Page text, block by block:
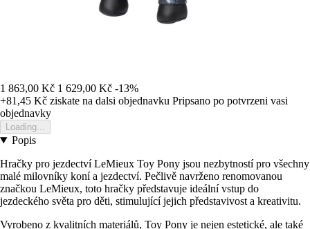
1 863,00 Kč 1 629,00 Kč -13%
+81,45 Kč ziskate na dalsi objednavku Pripsano po potvrzeni vasi
objednavky
Loading...
Popis
Hračky pro jezdectví LeMieux Toy Pony jsou nezbytností pro všechny
malé milovníky koní a jezdectví. Pečlivě navrženo renomovanou
značkou LeMieux, toto hračky představuje ideální vstup do
jezdeckého světa pro děti, stimulující jejich představivost a kreativitu.
Vyrobeno z kvalitních materiálů, Toy Pony je nejen estetické, ale také